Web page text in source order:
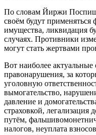
По словам Йиржи
своём будут
имущества, ликвидация
случаях. Противники
могут стать жертвами
Вот наиболее актуальные
правонарушения, за
уголовную
вымогательство,
давление и
страховкой,
путём,
налогов, неуплата